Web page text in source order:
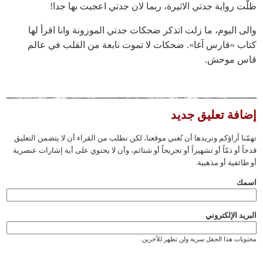
ظلّت رواية جدتي الاثيرة، ربما لان جدتي اعجبت بها جدا!
والى اليوم، ما زلت اتذكر ضحكات جدتي الموزونة وانا اقرأ لها
كتاب «فارس آغا». ضحكات لا تموت نابعة من القلب في عالم
قاس موحش.
إضافة تعليق جديد
تهمّنا آراؤكم ونريدها أن تُغني موقعنا، لكن نطلب من القراء أن لا يتضمن التعليق
قدحاً أو ذمّاً أو تشهيراً أو تجريحاً أو شتائم، وأن لا يحتوي على أية إشارات عنصرية
أو طائفية أو مذهبية.
‏اسمك ‏
‏البريد الإلكتروني ‏
محتويات هذا الحقل سرية ولن تظهر للآخرين.